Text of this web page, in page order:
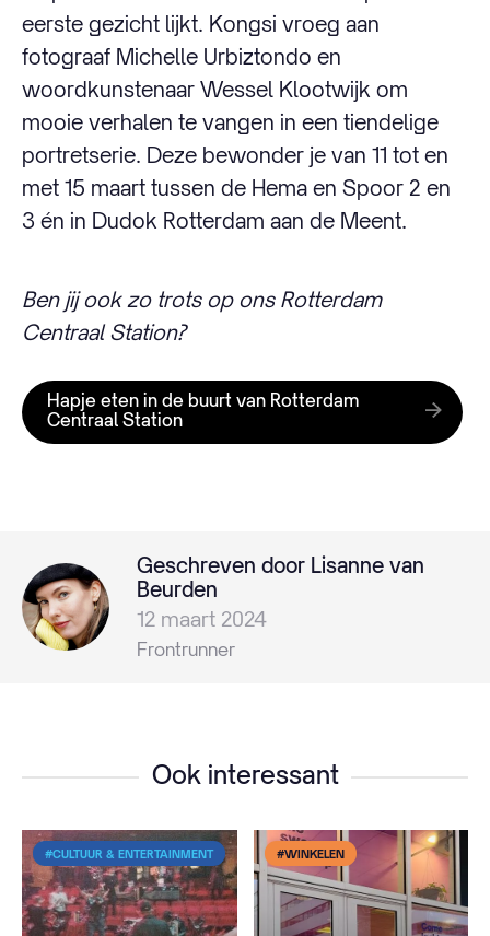
eerste gezicht lijkt. Kongsi vroeg aan
fotograaf Michelle Urbiztondo en
woordkunstenaar Wessel Klootwijk om
mooie verhalen te vangen in een tiendelige
portretserie. Deze bewonder je van 11 tot en
met 15 maart tussen de Hema en Spoor 2 en
3 én in Dudok Rotterdam aan de Meent.
Ben jij ook zo trots op ons Rotterdam
Centraal Station?
Hapje eten in de buurt van Rotterdam
Centraal Station
Geschreven door Lisanne van
Beurden
12 maart 2024
Frontrunner
Ook interessant
#CULTUUR & ENTERTAINMENT #WINKELEN